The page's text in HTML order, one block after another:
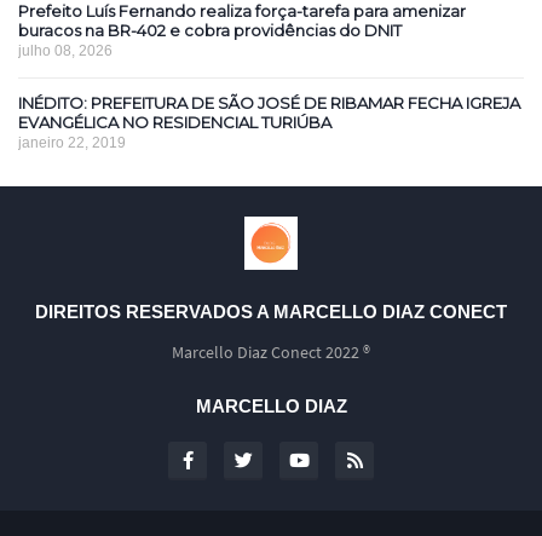
Prefeito Luís Fernando realiza força-tarefa para amenizar
buracos na BR-402 e cobra providências do DNIT
julho 08, 2026
INÉDITO: PREFEITURA DE SÃO JOSÉ DE RIBAMAR FECHA IGREJA
EVANGÉLICA NO RESIDENCIAL TURIÚBA
janeiro 22, 2019
DIREITOS RESERVADOS A MARCELLO DIAZ CONECT
Marcello Diaz Conect 2022 ®
MARCELLO DIAZ